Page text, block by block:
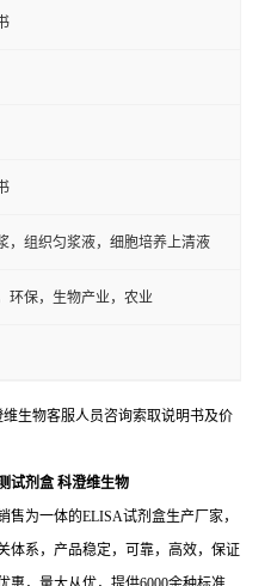
，组织匀浆液，细胞培养上清液
环保，生物产业，农业
生物客服人员咨询索取说明书及价
试剂盒科澄维生物
售为一体的ELISA试剂盒生产厂家，
体系，产品稳定，可靠，高效，保证